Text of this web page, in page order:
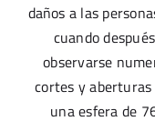
daños a las
cuando
observarse
cortes y
una esfera de